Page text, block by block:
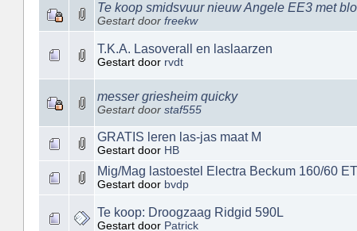
Te koop smidsvuur nieuw Angele EE3 met
Gestart door freekw
T.K.A. Lasoverall en laslaarzen
Gestart door rvdt
messer griesheim quicky
Gestart door staf555
GRATIS leren las-jas maat M
Gestart door HB
Mig/Mag lastoestel Electra Beckum 160/60
Gestart door bvdp
Te koop: Droogzaag Ridgid 590L
Gestart door Patrick